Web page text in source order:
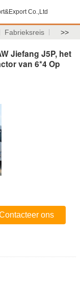
Co.,Ltd
Fabrieksreis >>
Jiefang J5P, het
van 6*4 Op
ons